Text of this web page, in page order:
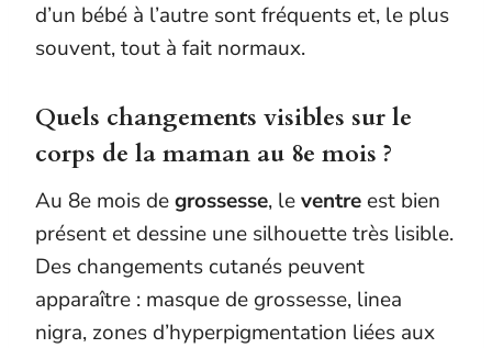
d’un bébé à l’autre sont fréquents et, le plus
souvent, tout à fait normaux.
Quels changements visibles sur le
corps de la maman au 8e mois ?
Au 8e mois degrossesse, leventre est bien
présent et dessine une silhouette très lisible.
Des changements cutanés peuvent
apparaître : masque de grossesse, linea
nigra, zones d’hyperpigmentation liées aux